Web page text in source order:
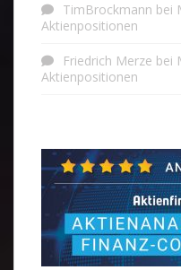
TimBrockmann bei
Aktienpositionen
Friedrich Merze bei
Aktienpositionen